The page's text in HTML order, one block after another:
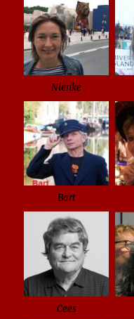
Nienke
Bart
Cees